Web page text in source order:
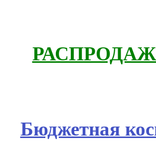
Бюджетная